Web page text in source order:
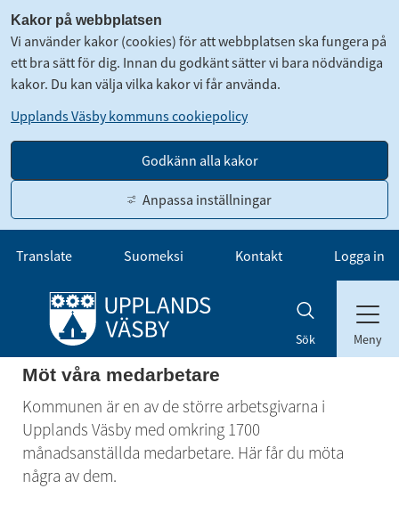
Kakor på webbplatsen
Vi använder kakor (cookies) för att webbplatsen ska fungera på
ett bra sätt för dig. Innan du godkänt sätter vi bara nödvändiga
kakor. Du kan välja vilka kakor vi får använda.
Upplands Väsby kommuns cookiepolicy
Godkänn alla kakor
Anpassa inställningar
Gå till innehåll
Translate Suomeksi Kontakt Logga in
Sök Meny
Möt våra medarbetare
Kommunen är en av de större arbetsgivarna i
Upplands Väsby med omkring 1700
månadsanställda medarbetare. Här får du möta
några av dem.